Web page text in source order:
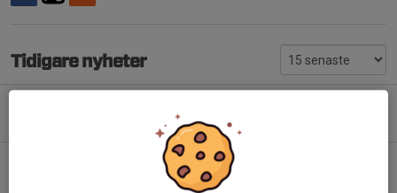
Tidigare nyheter
Rapport från årsmöte 2026